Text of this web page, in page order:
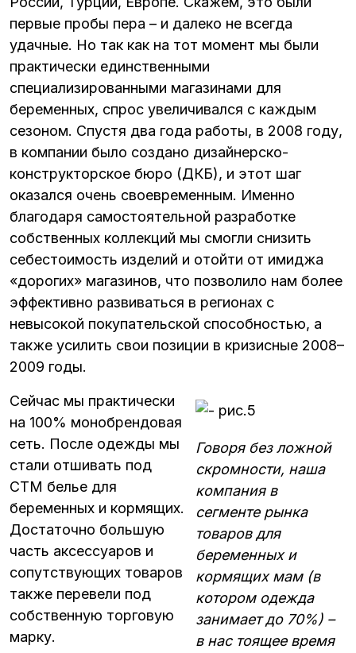
первые пробы пера – и далеко не всегда
удачные. Но так как на тот момент мы были
практически единственными
специализированными магазинами для
беременных, спрос увеличивался с каждым
сезоном. Спустя два года работы, в 2008 году,
в компании было создано дизайнерско-
конструкторское бюро (ДКБ), и этот шаг
оказался очень своевременным. Именно
благодаря самостоятельной разработке
собственных коллекций мы смогли снизить
себестоимость изделий и отойти от имиджа
«дорогих» магазинов, что позволило нам более
эффективно развиваться в регионах с
невысокой покупательской способностью, а
также усилить свои позиции в кризисные 2008–
2009 годы.
Говоря без ложной
скромности, наша
компания в
сегменте рынка
товаров для
беременных и
кормящих мам (в
котором одежда
занимает до 70%) –
в нас­ тоящее время
Сейчас мы практически
на 100% монобрендовая
сеть. После одежды мы
стали отшивать под
СТМ белье для
беременных и кормящих.
Достаточно большую
часть аксессуаров и
сопутствующих товаров
также перевели под
собственную торговую
марку.